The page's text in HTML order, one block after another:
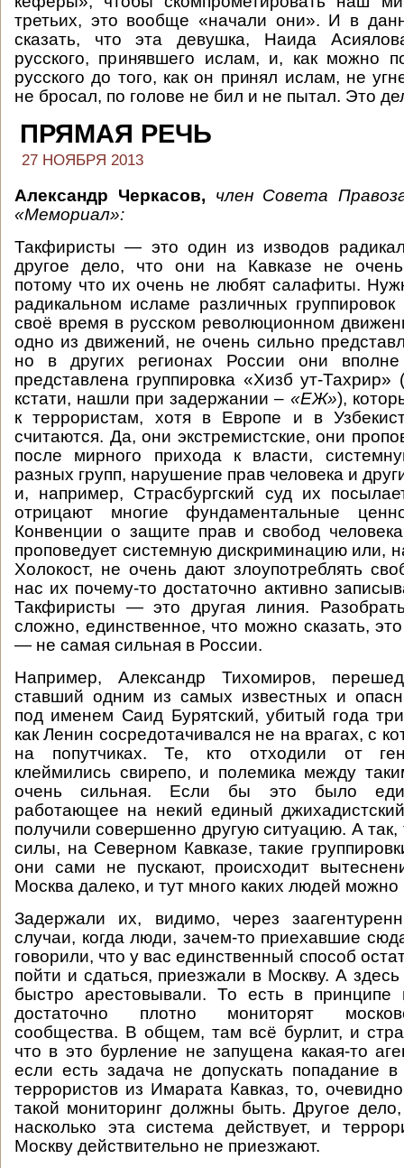
третьих, это вообще «начали они». И в
сказать, что эта девушка, Наида
русского, принявшего ислам, и, как можно
русского до того, как он принял ислам, не
не бросал, по голове не бил и не пытал. Это
ПРЯМАЯ РЕЧЬ
27 НОЯБРЯ 2013
Александр Черкасов,
член Совета
«Мемориал»:
Такфиристы — это один из изводов
другое дело, что они на Кавказе не очень
потому что их очень не любят салафиты.
радикальном исламе различных
своё время в русском революционном
одно из движений, не очень сильно
но в других регионах России они
представлена группировка «Хизб ут-Тахрир»
кстати, нашли при задержании – «ЕЖ»),
к террористам, хотя в Европе и в
считаются. Да, они экстремистские, они
после мирного прихода к власти,
разных групп, нарушение прав человека и
и, например, Страсбургский суд их
отрицают многие фундаментальные
Конвенции о защите прав и свобод
проповедует системную дискриминацию или,
Холокост, не очень дают злоупотреблять
нас их почему-то достаточно активно
Такфиристы — это другая линия.
сложно, единственное, что можно сказать,
— не самая сильная в России.
Например, Александр Тихомиров,
ставший одним из самых известных и
под именем Саид Бурятский, убитый года
как Ленин сосредотачивался не на врагах, с
на попутчиках. Те, кто отходили от
клеймились свирепо, и полемика между
очень сильная. Если бы это было
работающее на некий единый
получили совершенно другую ситуацию. А так,
силы, на Северном Кавказе, такие
они сами не пускают, происходит
Москва далеко, и тут много каких людей можно
Задержали их, видимо, через
случаи, когда люди, зачем-то приехавшие
говорили, что у вас единственный способ
пойти и сдаться, приезжали в Москву. А
быстро арестовывали. То есть в
достаточно плотно мониторят
сообщества. В общем, там всё бурлит, и
что в это бурление не запущена какая-то
если есть задача не допускать попадание
террористов из Имарата Кавказ, то,
такой мониторинг должны быть. Другое
насколько эта система действует, и
Москву действительно не приезжают.